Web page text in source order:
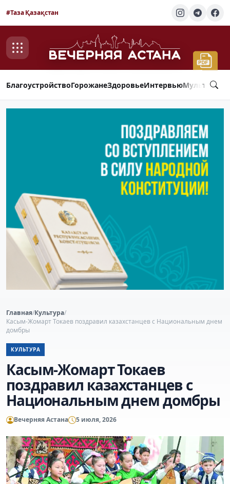
#Таза Қазақстан
БлагоустройствоГорожанеЗдоровьеИнтервью
Главная/Культура/
Касым-Жомарт Токаев поздравил казахстанцев с Национальным днем
домбры
КУЛЬТУРА
Касым-Жомарт Токаев
поздравил казахстанцев с
Национальным днем домбры
Вечерняя Астана 5 июля, 2026